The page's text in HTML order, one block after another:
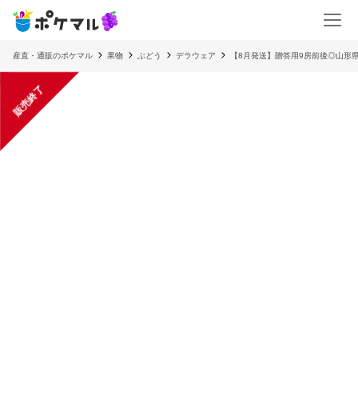
産直・通販のポケマル 果物 ぶどう デラウェア 【8月発送】贈答用9房前後◎山形
販売終了